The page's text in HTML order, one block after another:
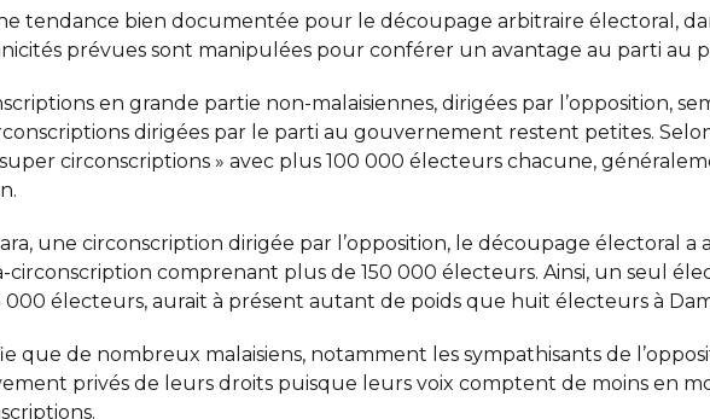
tendance bien documentée pour le découpage arbitraire électoral,
prévues sont manipulées pour conférer un avantage au parti au
en grande partie non-malaisiennes, dirigées par l’opposition,
dirigées par le parti au gouvernement restent petites.
super circonscriptions » avec plus 100 000 électeurs chacune,
une circonscription dirigée par l’opposition, le découpage électoral
circonscription comprenant plus de 150 000 électeurs. Ainsi, un seul
000 électeurs, aurait à présent autant de poids que huit électeurs à
que de nombreux malaisiens, notamment les sympathisants de
privés de leurs droits puisque leurs voix comptent de moins en